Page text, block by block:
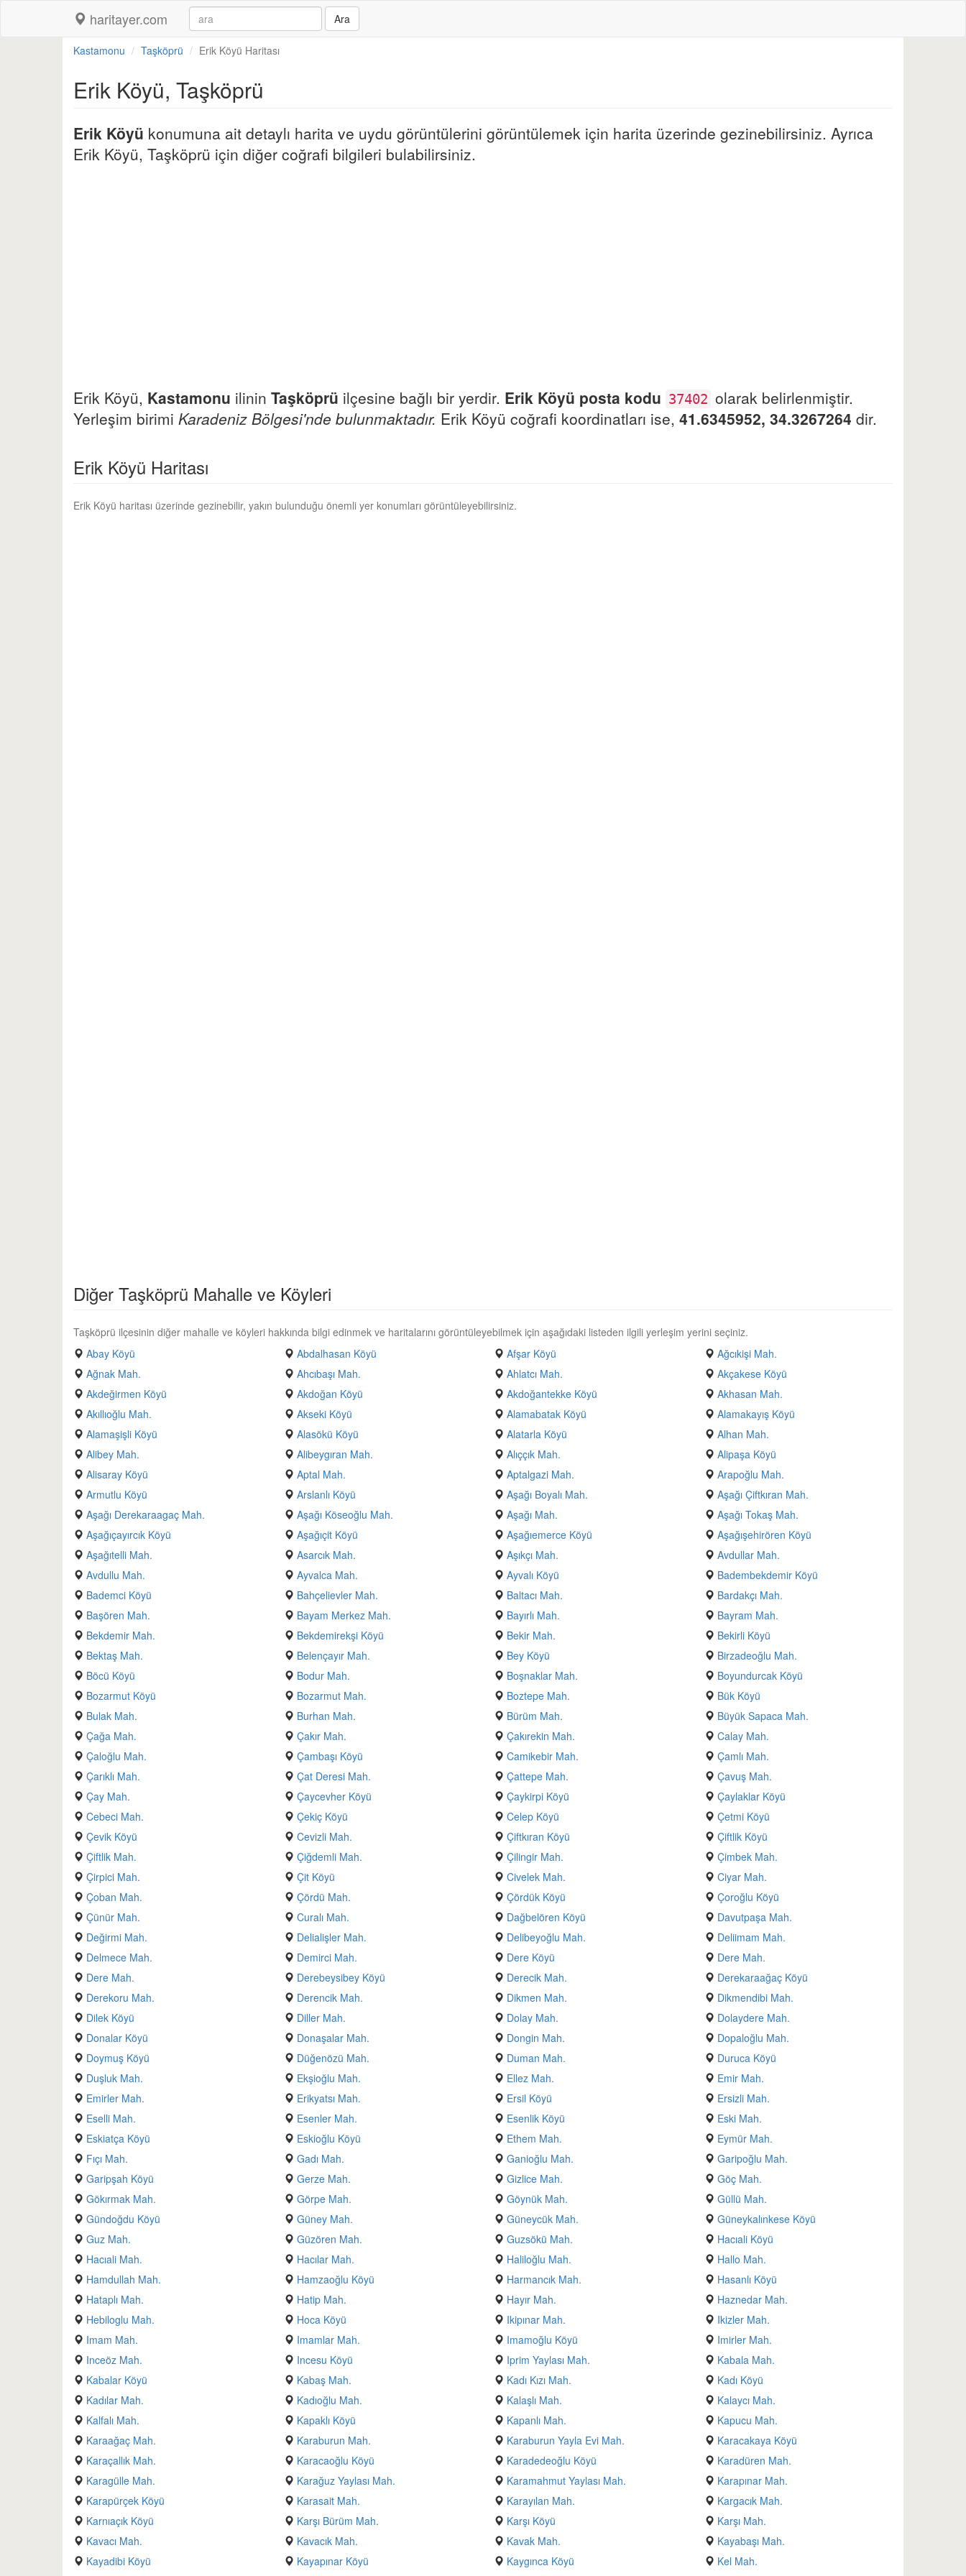
haritayer.com Ara
Kastamonu Taşköprü Erik Köyü Haritası
Erik Köyü, Taşköprü
Erik Köyü konumuna ait detaylı harita ve uydu görüntülerini görüntülemek için harita üzerinde gezinebilirsiniz. Ayrıca
Erik Köyü, Taşköprü için diğer coğrafi bilgileri bulabilirsiniz.
Erik Köyü, Kastamonu ilinin Taşköprü ilçesine bağlı bir yerdir. Erik Köyü posta kodu 37402 olarak belirlenmiştir.
Yerleşim birimi Karadeniz Bölgesi'nde bulunmaktadır. Erik Köyü coğrafi koordinatları ise, 41.6345952, 34.3267264 dir.
Erik Köyü Haritası
Erik Köyü haritası üzerinde gezinebilir, yakın bulunduğu önemli yer konumları görüntüleyebilirsiniz.
Diğer Taşköprü Mahalle ve Köyleri
Taşköprü ilçesinin diğer mahalle ve köyleri hakkında bilgi edinmek ve haritalarını görüntüleyebilmek için aşağıdaki listeden ilgili yerleşim yerini seçiniz.
Abay Köyü
Abdalhasan Köyü Afşar Köyü
Ağcıkişi Mah.
Ağnak Mah.
Ahcıbaşı Mah. Ahlatcı Mah.
Akçakese Köyü
Akdeğirmen Köyü
Akdoğan Köyü Akdoğantekke Köyü
Akhasan Mah.
Akıllıoğlu Mah.
Akseki Köyü Alamabatak Köyü
Alamakayış Köyü
Alamaşişli Köyü
Alasökü Köyü Alatarla Köyü
Alhan Mah.
Alibey Mah.
Alibeygıran Mah. Alıççık Mah.
Alipaşa Köyü
Alisaray Köyü
Aptal Mah. Aptalgazi Mah.
Arapoğlu Mah.
Armutlu Köyü
Arslanlı Köyü Aşağı Boyalı Mah.
Aşağı Çiftkıran Mah.
Aşağı Derekaraagaç Mah.
Aşağı Köseoğlu Mah. Aşağı Mah.
Aşağı Tokaş Mah.
Aşağıçayırcık Köyü
Aşağıçit Köyü Aşağıemerce Köyü
Aşağışehirören Köyü
Aşağıtelli Mah.
Asarcık Mah. Aşıkçı Mah.
Avdullar Mah.
Avdullu Mah.
Ayvalca Mah. Ayvalı Köyü
Badembekdemir Köyü
Bademci Köyü
Bahçelievler Mah. Baltacı Mah.
Bardakçı Mah.
Başören Mah.
Bayam Merkez Mah. Bayırlı Mah.
Bayram Mah.
Bekdemir Mah.
Bekdemirekşi Köyü Bekir Mah.
Bekirli Köyü
Bektaş Mah.
Belençayır Mah. Bey Köyü
Birzadeoğlu Mah.
Böcü Köyü
Bodur Mah. Boşnaklar Mah.
Boyundurcak Köyü
Bozarmut Köyü
Bozarmut Mah. Boztepe Mah.
Bük Köyü
Bulak Mah.
Burhan Mah. Bürüm Mah.
Büyük Sapaca Mah.
Çağa Mah.
Çakır Mah. Çakırekin Mah.
Calay Mah.
Çaloğlu Mah.
Çambaşı Köyü Camikebir Mah.
Çamlı Mah.
Çarıklı Mah.
Çat Deresi Mah. Çattepe Mah.
Çavuş Mah.
Çay Mah.
Çaycevher Köyü Çaykirpi Köyü
Çaylaklar Köyü
Cebeci Mah.
Çekiç Köyü Celep Köyü
Çetmi Köyü
Çevik Köyü
Cevizli Mah. Çiftkıran Köyü
Çiftlik Köyü
Çiftlik Mah.
Çiğdemli Mah. Çilingir Mah.
Çimbek Mah.
Çirpici Mah.
Çit Köyü Civelek Mah.
Ciyar Mah.
Çoban Mah.
Çördü Mah. Çördük Köyü
Çoroğlu Köyü
Çünür Mah.
Curalı Mah. Dağbelören Köyü
Davutpaşa Mah.
Değirmi Mah.
Delialişler Mah. Delibeyoğlu Mah.
Deliimam Mah.
Delmece Mah.
Demirci Mah. Dere Köyü
Dere Mah.
Dere Mah.
Derebeysibey Köyü Derecik Mah.
Derekaraağaç Köyü
Derekoru Mah.
Derencik Mah. Dikmen Mah.
Dikmendibi Mah.
Dilek Köyü
Diller Mah. Dolay Mah.
Dolaydere Mah.
Donalar Köyü
Donaşalar Mah. Dongin Mah.
Dopaloğlu Mah.
Doymuş Köyü
Düğenözü Mah. Duman Mah.
Duruca Köyü
Duşluk Mah.
Ekşioğlu Mah. Ellez Mah.
Emir Mah.
Emirler Mah.
Erikyatsı Mah. Ersil Köyü
Ersizli Mah.
Eselli Mah.
Esenler Mah. Esenlik Köyü
Eski Mah.
Eskiatça Köyü
Eskioğlu Köyü Ethem Mah.
Eymür Mah.
Fıçı Mah.
Gadı Mah. Ganioğlu Mah.
Garipoğlu Mah.
Garipşah Köyü
Gerze Mah. Gizlice Mah.
Göç Mah.
Gökırmak Mah.
Görpe Mah. Göynük Mah.
Güllü Mah.
Gündoğdu Köyü
Güney Mah. Güneycük Mah.
Güneykalınkese Köyü
Guz Mah.
Güzören Mah. Guzsökü Mah.
Hacıali Köyü
Hacıali Mah.
Hacılar Mah. Haliloğlu Mah.
Hallo Mah.
Hamdullah Mah.
Hamzaoğlu Köyü Harmancık Mah.
Hasanlı Köyü
Hataplı Mah.
Hatip Mah. Hayır Mah.
Haznedar Mah.
Hebiloglu Mah.
Hoca Köyü Ikipınar Mah.
Ikizler Mah.
Imam Mah.
Imamlar Mah. Imamoğlu Köyü
Imirler Mah.
Inceöz Mah.
Incesu Köyü Iprim Yaylası Mah.
Kabala Mah.
Kabalar Köyü
Kabaş Mah. Kadı Kızı Mah.
Kadı Köyü
Kadılar Mah.
Kadıoğlu Mah. Kalaşlı Mah.
Kalaycı Mah.
Kalfalı Mah.
Kapaklı Köyü Kapanlı Mah.
Kapucu Mah.
Karaağaç Mah.
Karaburun Mah. Karaburun Yayla Evi Mah.
Karacakaya Köyü
Karaçallık Mah.
Karacaoğlu Köyü Karadedeoğlu Köyü
Karadüren Mah.
Karagülle Mah.
Karağuz Yaylası Mah. Karamahmut Yaylası Mah.
Karapınar Mah.
Karapürçek Köyü
Karasait Mah. Karayılan Mah.
Kargacık Mah.
Karnıaçık Köyü
Karşı Bürüm Mah. Karşı Köyü
Karşı Mah.
Kavacı Mah.
Kavacık Mah. Kavak Mah.
Kayabaşı Mah.
Kayadibi Köyü
Kayapınar Köyü Kaygınca Köyü
Kel Mah.